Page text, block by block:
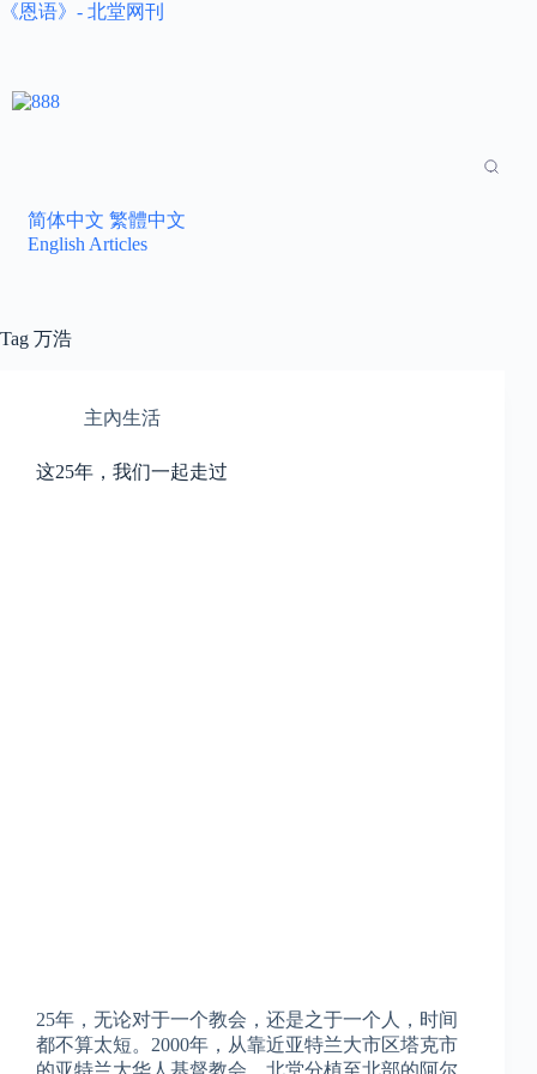
《恩语》- 北堂网刊
简体中文 繁體中文
English Articles
Tag 万浩
主內生活
这25年，我们一起走过
25年，无论对于一个教会，还是之于一个人，时间
都不算太短。2000年，从靠近亚特兰大市区塔克市
的亚特兰大华人基督教会，北堂分植至北部的阿尔